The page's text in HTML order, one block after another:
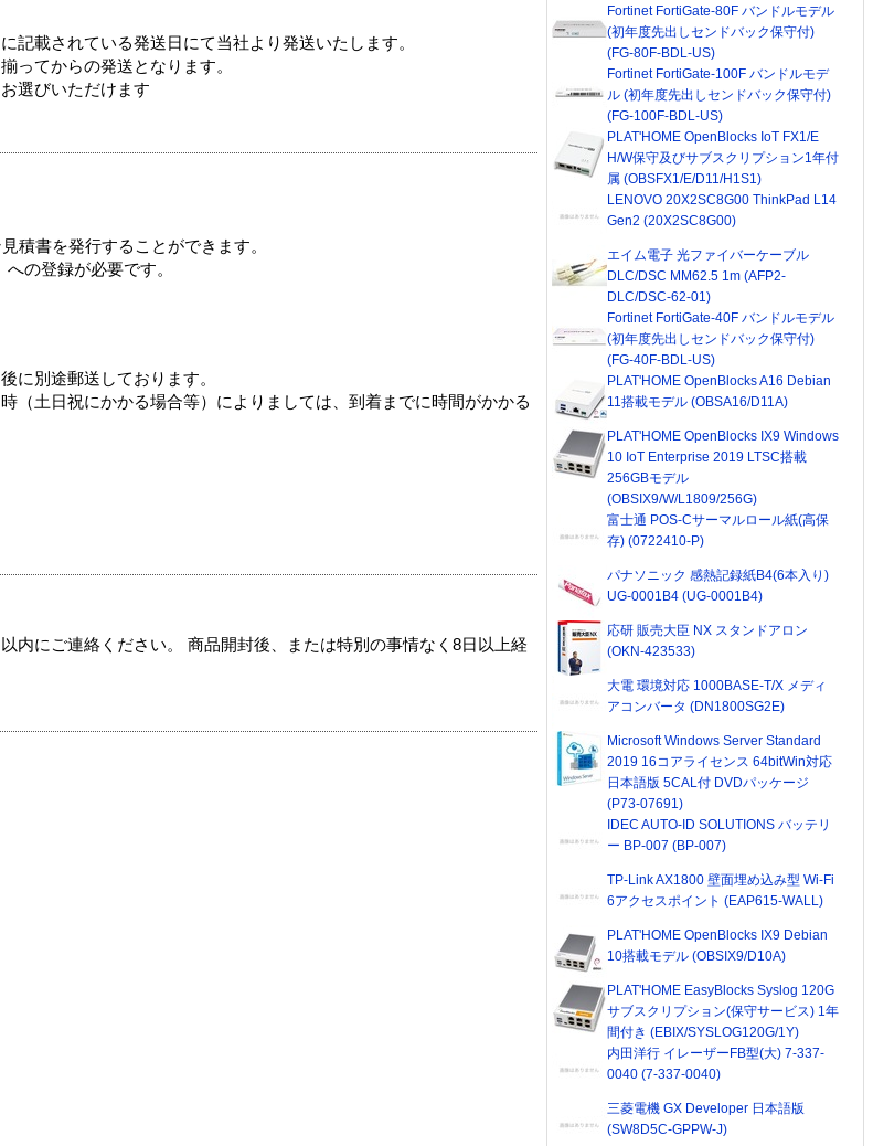
記載されている発送日にて当社より発送いたします。
ってからの発送となります。
選びいただけます
積書を発行することができます。
の登録が必要です。
に別途郵送しております。
（土日祝にかかる場合等）によりましては、到着までに時間がかかる
内にご連絡ください。 商品開封後、または特別の事情なく8日以上経
Fortinet FortiGate-80F バンドルモデル
(初年度先出しセンドバック保守付)
(FG-80F-BDL-US)
Fortinet FortiGate-100F バンドルモデ
ル (初年度先出しセンドバック保守付)
(FG-100F-BDL-US)
PLAT'HOME OpenBlocks IoT FX1/E
H/W保守及びサブスクリプション1年付
属 (OBSFX1/E/D11/H1S1)
LENOVO 20X2SC8G00 ThinkPad L14
Gen2 (20X2SC8G00)
エイム電子 光ファイバーケーブル
DLC/DSC MM62.5 1m (AFP2-
DLC/DSC-62-01)
Fortinet FortiGate-40F バンドルモデル
(初年度先出しセンドバック保守付)
(FG-40F-BDL-US)
PLAT'HOME OpenBlocks A16 Debian
11搭載モデル (OBSA16/D11A)
PLAT'HOME OpenBlocks IX9 Windows
10 IoT Enterprise 2019 LTSC搭載
256GBモデル
(OBSIX9/W/L1809/256G)
富士通 POS-Cサーマルロール紙(高保
存) (0722410-P)
パナソニック 感熱記録紙B4(6本入り)
UG-0001B4 (UG-0001B4)
応研 販売大臣 NX スタンドアロン
(OKN-423533)
大電 環境対応 1000BASE-T/X メディ
アコンバータ (DN1800SG2E)
Microsoft Windows Server Standard
2019 16コアライセンス 64bitWin対応
日本語版 5CAL付 DVDパッケージ
(P73-07691)
IDEC AUTO-ID SOLUTIONS バッテリ
ー BP-007 (BP-007)
TP-Link AX1800 壁面埋め込み型 Wi-Fi
6アクセスポイント (EAP615-WALL)
PLAT'HOME OpenBlocks IX9 Debian
10搭載モデル (OBSIX9/D10A)
PLAT'HOME EasyBlocks Syslog 120G
サブスクリプション(保守サービス) 1年
間付き (EBIX/SYSLOG120G/1Y)
内田洋行 イレーザーFB型(大) 7-337-
0040 (7-337-0040)
三菱電機 GX Developer 日本語版
(SW8D5C-GPPW-J)